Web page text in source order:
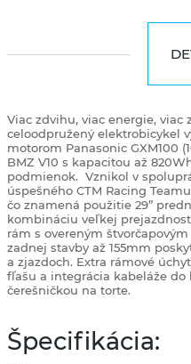
Viac zdvihu, viac energie, viac
celoodpružený elektrobicykel
motorom Panasonic GXM100
BMZ V10 s kapacitou až
podmienok. Vznikol v
úspešného CTM Racing
čo znamená použitie 29”
kombináciu veľkej
rám s overeným
zadnej stavby až 155mm
a zjazdoch. Extra rámové
fľašu a integrácia kabeláže do
čerešničkou na torte.
Špecifikácia: